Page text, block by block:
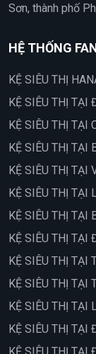
Sơn, thành phố
HỆ THỐNG
KỆ SIÊU THỊ
KỆ SIÊU THỊ TẠI
KỆ SIÊU THỊ TẠI
KỆ SIÊU THỊ TẠI
KỆ SIÊU THỊ TẠI
KỆ SIÊU THỊ TẠI
KỆ SIÊU THỊ TẠI
KỆ SIÊU THỊ TẠI
KỆ SIÊU THỊ TẠI
KỆ SIÊU THỊ TẠI
KỆ SIÊU THỊ TẠI
KỆ SIÊU THỊ TẠI